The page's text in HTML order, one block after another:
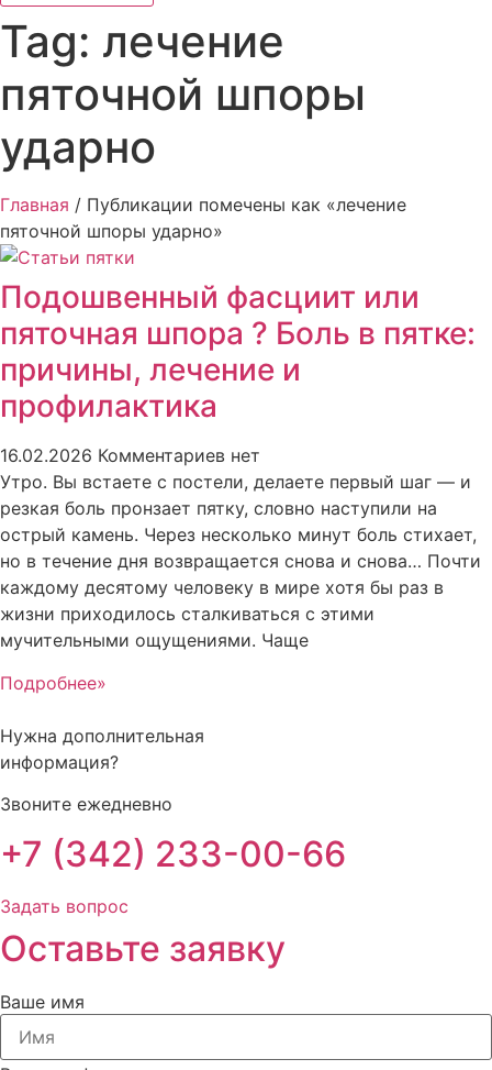
Tag: лечение
пяточной шпоры
ударно
Главная / Публикации помечены как «лечение
пяточной шпоры ударно»
Подошвенный фасциит или
пяточная шпора ? Боль в пятке:
причины, лечение и
профилактика
16.02.2026 Комментариев нет
Утро. Вы встаете с постели, делаете первый шаг — и
резкая боль пронзает пятку, словно наступили на
острый камень. Через несколько минут боль стихает,
но в течение дня возвращается снова и снова… Почти
каждому десятому человеку в мире хотя бы раз в
жизни приходилось сталкиваться с этими
мучительными ощущениями. Чаще
Подробнее»
Нужна дополнительная
информация?
Звоните ежедневно
+7 (342) 233-00-66
Задать вопрос
Оставьте заявку
Ваше имя